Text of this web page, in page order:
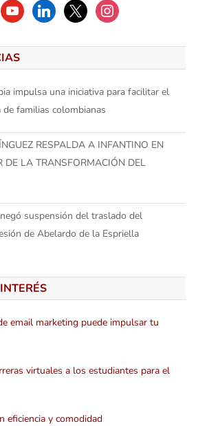
youtubelinkedinx instagram
impulsa una iniciativa para facilitar el
de familias colombianas
RESPALDA A INFANTINO EN
DE LA TRANSFORMACIÓN DEL
suspensión del traslado del
de Abelardo de la Espriella
email marketing puede impulsar tu
virtuales a los estudiantes para el
eficiencia y comodidad